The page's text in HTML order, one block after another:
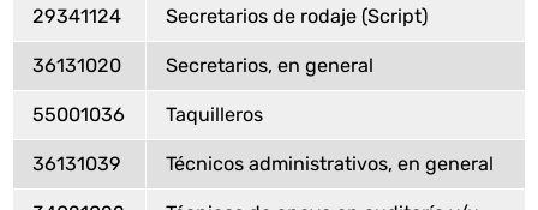
29341124 Secretarios de rodaje (Script)
36131020 Secretarios, en general
55001036 Taquilleros
36131039 Técnicos administrativos, en general